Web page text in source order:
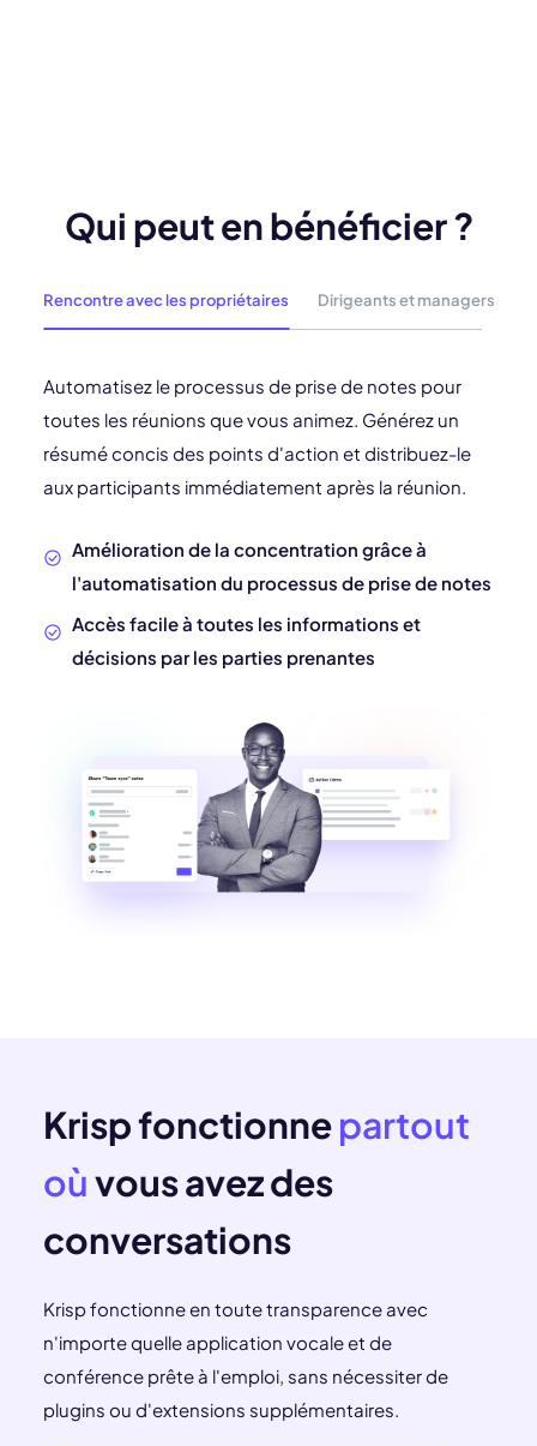
Qui peut en bénéficier ?
Rencontre avec les propriétaires Dirigeants et managers
Automatisez le processus de prise de notes pour
toutes les réunions que vous animez. Générez un
résumé concis des points d'action et distribuez-le
aux participants immédiatement après la réunion.
Amélioration de la concentration grâce à
l'automatisation du processus de prise de notes
Accès facile à toutes les informations et
décisions par les parties prenantes
Krisp fonctionnepartout
oùvous avez des
conversations
Krisp fonctionne en toute transparence avec
n'importe quelle application vocale et de
conférence prête à l'emploi, sans nécessiter de
plugins ou d'extensions supplémentaires.